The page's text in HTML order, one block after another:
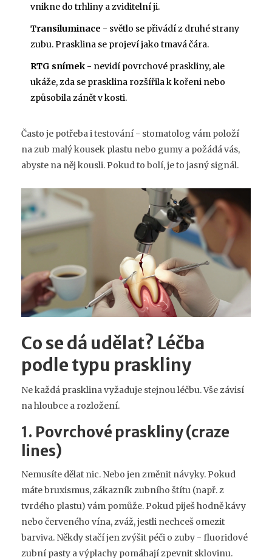
vnikne do trhliny a zviditelní ji.
Transiluminace - světlo se přivádí z druhé strany
zubu. Prasklina se projeví jako tmavá čára.
RTG snímek - nevidí povrchové praskliny, ale
ukáže, zda se prasklina rozšířila k kořeni nebo
způsobila zánět v kosti.
Často je potřeba i testování - stomatolog vám položí
na zub malý kousek plastu nebo gumy a požádá vás,
abyste na něj kousli. Pokud to bolí, je to jasný signál.
Co se dá udělat? Léčba
podle typu praskliny
Ne každá prasklina vyžaduje stejnou léčbu. Vše závisí
na hloubce a rozložení.
1. Povrchové praskliny (craze
lines)
Nemusíte dělat nic. Nebo jen změnit návyky. Pokud
máte bruxismus, zákazník zubního štítu (např. z
tvrdého plastu) vám pomůže. Pokud piješ hodně kávy
nebo červeného vína, zváž, jestli nechceš omezit
barviva. Někdy stačí jen zvýšit péči o zuby - fluoridové
zubní pasty a výplachy pomáhají zpevnit sklovinu.